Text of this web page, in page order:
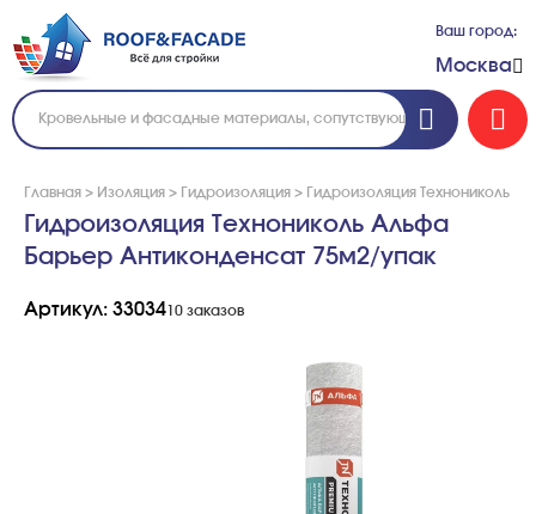
Ваш город:
Москва
Главная > Изоляция > Гидроизоляция > Гидроизоляция Технониколь
Гидроизоляция Технониколь Альфа
Барьер Антиконденсат 75м2/упак
Артикул: 3303410 заказов